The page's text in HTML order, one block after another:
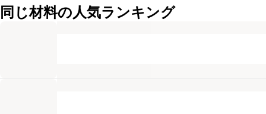
同じ材料の人気ランキング